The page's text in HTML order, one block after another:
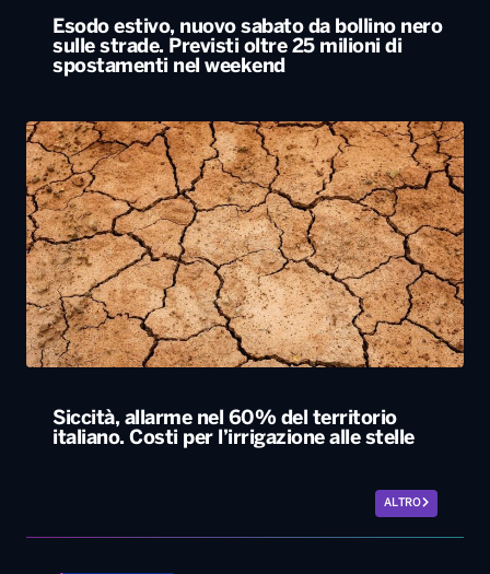
Esodo estivo, nuovo sabato da bollino nero
sulle strade. Previsti oltre 25 milioni di
spostamenti nel weekend
Siccità, allarme nel 60% del territorio
italiano. Costi per l’irrigazione alle stelle
ALTRO